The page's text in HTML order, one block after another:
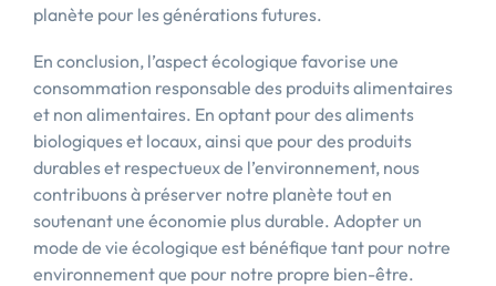
planète pour les générations futures.
En conclusion, l’aspect écologique favorise une
consommation responsable des produits alimentaires
et non alimentaires. En optant pour des aliments
biologiques et locaux, ainsi que pour des produits
durables et respectueux de l’environnement, nous
contribuons à préserver notre planète tout en
soutenant une économie plus durable. Adopter un
mode de vie écologique est bénéfique tant pour notre
environnement que pour notre propre bien-être.